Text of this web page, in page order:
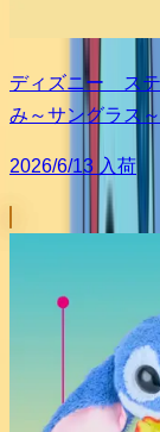
ディズニー ス
み～サングラス～
2026/6/13 入荷